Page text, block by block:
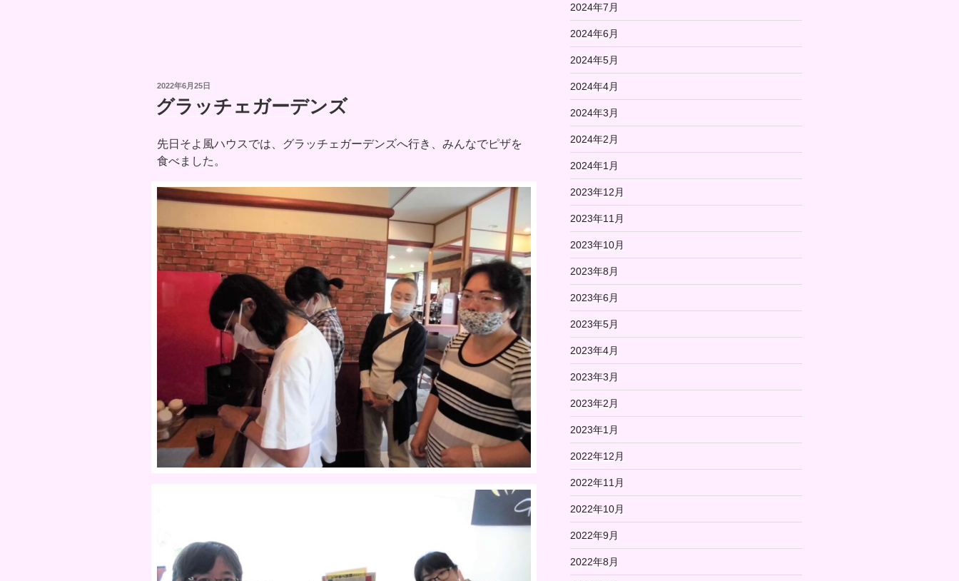
投
日:
2022年6月25日
グラッチェガーデンズ
先日そよ風ハウスでは、グラッチェガーデンズへ行き、みんなでピザを
食べました。
2024年7月
2024年6月
2024年5月
2024年4月
2024年3月
2024年2月
2024年1月
2023年12月
2023年11月
2023年10月
2023年8月
2023年6月
2023年5月
2023年4月
2023年3月
2023年2月
2023年1月
2022年12月
2022年11月
2022年10月
2022年9月
2022年8月